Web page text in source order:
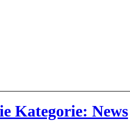
Kategorie: News